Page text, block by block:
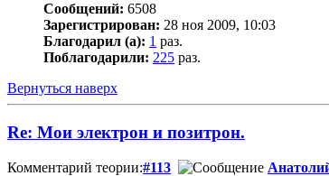
Сообщений: 6508
Зарегистрирован: 28 ноя 2009, 10:03
Благодарил (а): 1 раз.
Поблагодарили: 225 раз.
Вернуться наверх
Re: Мои электрон и позитрон.
Комментарий теории:#113